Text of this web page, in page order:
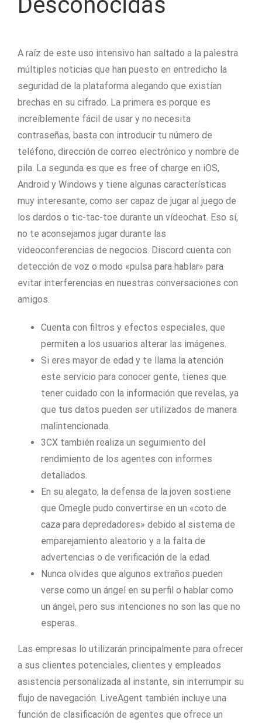
A raíz de este uso intensivo han saltado a la palestra
múltiples noticias que han puesto en entredicho la
seguridad de la plataforma alegando que existían
brechas en su cifrado. La primera es porque es
increíblemente fácil de usar y no necesita
contraseñas, basta con introducir tu número de
teléfono, dirección de correo electrónico y nombre de
pila. La segunda es que es free of charge en iOS,
Android y Windows y tiene algunas características
muy interesante, como ser capaz de jugar al juego de
los dardos o tic-tac-toe durante un vídeochat. Eso sí,
no te aconsejamos jugar durante las
videoconferencias de negocios. Discord cuenta con
detección de voz o modo «pulsa para hablar» para
evitar interferencias en nuestras conversaciones con
amigos.
Cuenta con filtros y efectos especiales, que
permiten a los usuarios alterar las imágenes.
Si eres mayor de edad y te llama la atención
este servicio para conocer gente, tienes que
tener cuidado con la información que revelas, ya
que tus datos pueden ser utilizados de manera
malintencionada.
3CX también realiza un seguimiento del
rendimiento de los agentes con informes
detallados.
En su alegato, la defensa de la joven sostiene
que Omegle pudo convertirse en un «coto de
caza para depredadores» debido al sistema de
emparejamiento aleatorio y a la falta de
advertencias o de verificación de la edad.
Nunca olvides que algunos extraños pueden
verse como un ángel en su perfil o hablar como
un ángel, pero sus intenciones no son las que no
esperas.
Las empresas lo utilizarán principalmente para ofrecer
a sus clientes potenciales, clientes y empleados
asistencia personalizada al instante, sin interrumpir su
flujo de navegación. LiveAgent también incluye una
función de clasificación de agentes que ofrece un